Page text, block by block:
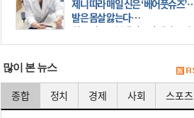
량…비만치료는 장기전
비만은 이제 더는 체중이나 체형의 문
제가 아니다. 하나의 질병으로 인지
하고 치료와 관리를 해야 한다. 세계
많이 본 뉴스
종합 정치 경제 사회 스포츠